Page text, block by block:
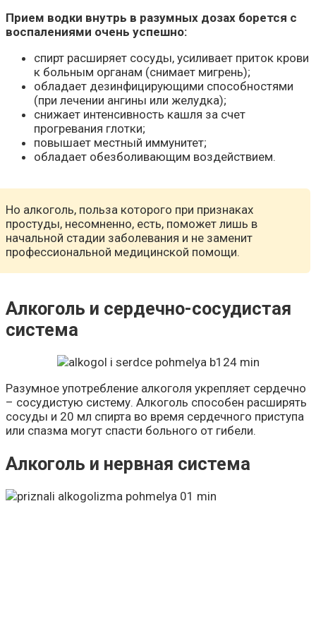
Прием водки внутрь в разумных дозах борется с
воспалениями очень успешно:
спирт расширяет сосуды, усиливает приток крови
к больным органам (снимает мигрень);
обладает дезинфицирующими способностями
(при лечении ангины или желудка);
снижает интенсивность кашля за счет
прогревания глотки;
повышает местный иммунитет;
обладает обезболивающим воздействием.
Но алкоголь, польза которого при признаках
простуды, несомненно, есть, поможет лишь в
начальной стадии заболевания и не заменит
профессиональной медицинской помощи.
Алкоголь и сердечно-сосудистая
система
Разумное употребление алкоголя укрепляет сердечно
– сосудистую систему. Алкоголь способен расширять
сосуды и 20 мл спирта во время сердечного приступа
или спазма могут спасти больного от гибели.
Алкоголь и нервная система